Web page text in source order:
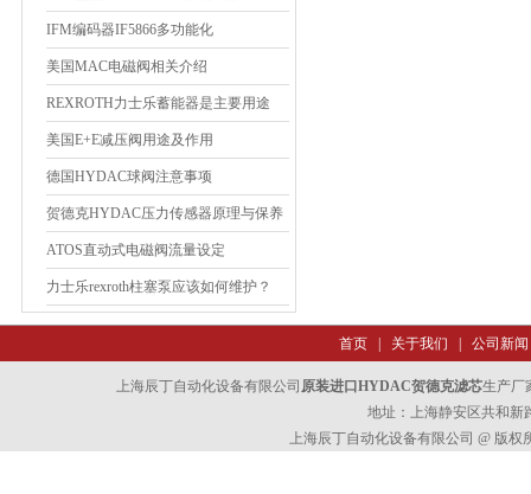
IFM编码器IF5866多功能化
美国MAC电磁阀相关介绍
REXROTH力士乐蓄能器是主要用途
美国E+E减压阀用途及作用
德国HYDAC球阀注意事项
贺德克HYDAC压力传感器原理与保养
ATOS直动式电磁阀流量设定
力士乐rexroth柱塞泵应该如何维护？
首页| 关于我们 公司新闻
上海辰丁自动化设备有限公司 原装进口HYDAC贺德克滤芯生产厂
地址：上海静安区共和新
上海辰丁自动化设备有限公司 @ 版权